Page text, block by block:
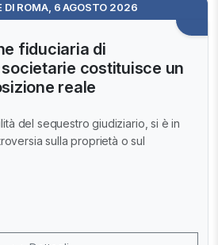
DI ROMA, 6 AGOSTO 2026
fiduciaria di
costituisce un
reale
del sequestro giudiziario, si è in
sulla proprietà o sul